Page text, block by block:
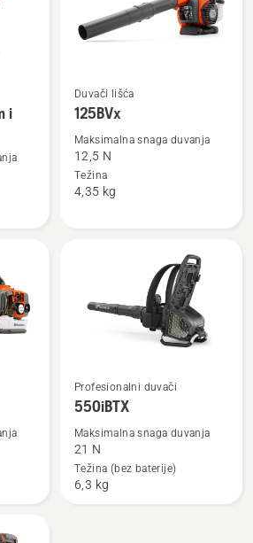
i
Pogledajte
više
detalja
125BVx
Duvači lišća
125BVx
Maksimalna snaga duvanja
12,5 N
Težina
4,35 kg
Pogledajte
više
550iBTX
Profesionalni duvači
550iBTX
Maksimalna snaga duvanja
21 N
Težina (bez baterije)
6,3 kg